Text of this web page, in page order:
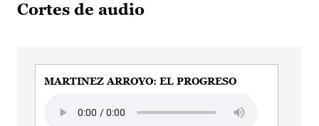
Cortes de audio
MARTINEZ ARROYO: EL PROGRESO